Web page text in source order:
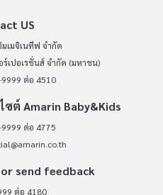
US
เมจิเนทีฟ จำกัด
เปอเรชั่นส์ จำกัด (มหาชน)
ต่อ 4510
ต์ Amarin Baby&Kids
ต่อ 4775
send feedback
ต่อ 4180